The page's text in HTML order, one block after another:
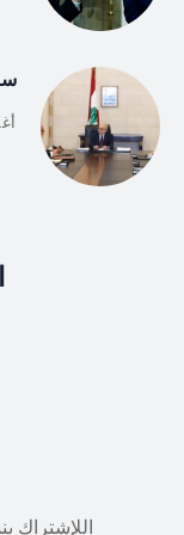
اللإشتراك